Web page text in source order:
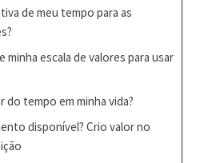
de meu tempo para as
escala de valores para usar
do tempo em minha vida?
disponível? Crio valor no